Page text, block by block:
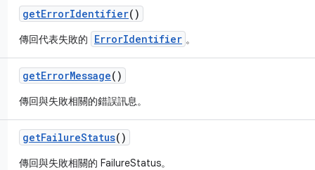
getErrorIdentifier()
傳回代表失敗的 ErrorIdentifier 。
getErrorMessage()
傳回與失敗相關的錯誤訊息。
getFailureStatus()
傳回與失敗相關的 FailureStatus。